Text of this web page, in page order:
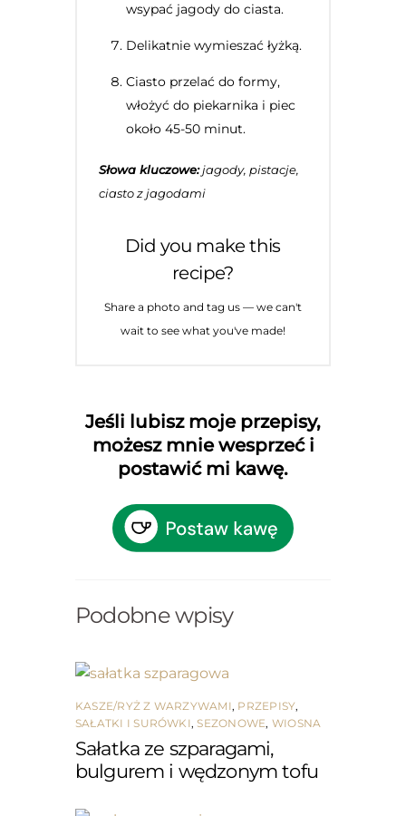
wsypać jagody do ciasta.
Delikatnie wymieszać łyżką.
Ciasto przelać do formy,
włożyć do piekarnika i piec
około 45-50 minut.
Słowa kluczowe:jagody, pistacje,
ciasto z jagodami
Did you make this
recipe?
Share a photo and tag us — we can't
wait to see what you've made!
Jeśli lubisz moje przepisy,
możesz mnie wesprzeć i
postawić mi kawę.
Podobne wpisy
KASZE/RYŻ Z WARZYWAMI, PRZEPISY,
SAŁATKI I SURÓWKI,SEZONOWE, WIOSNA
Sałatka ze szparagami,
bulgurem i wędzonym tofu